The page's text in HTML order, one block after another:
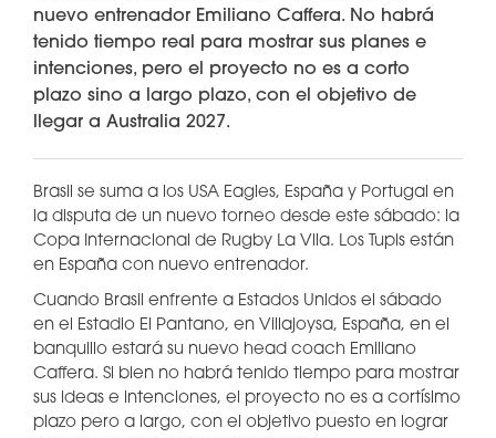
nuevo entrenador Emiliano Caffera. No habrá
tenido tiempo real para mostrar sus planes e
intenciones, pero el proyecto no es a corto
plazo sino a largo plazo, con el objetivo de
llegar a Australia 2027.
Brasil se suma a los USA Eagles, España y Portugal en
la disputa de un nuevo torneo desde este sábado: la
Copa Internacional de Rugby La Vila. Los Tupis están
en España con nuevo entrenador.
Cuando Brasil enfrente a Estados Unidos el sábado
en el Estadio El Pantano, en Villajoysa, España, en el
banquillo estará su nuevo head coach Emiliano
Caffera. Si bien no habrá tenido tiempo para mostrar
sus ideas e intenciones, el proyecto no es a cortísimo
plazo pero a largo, con el objetivo puesto en lograr